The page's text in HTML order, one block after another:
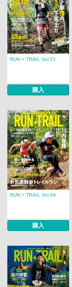
RUN + TRAIL Vol.51
購入
RUN + TRAIL Vol.49
購入